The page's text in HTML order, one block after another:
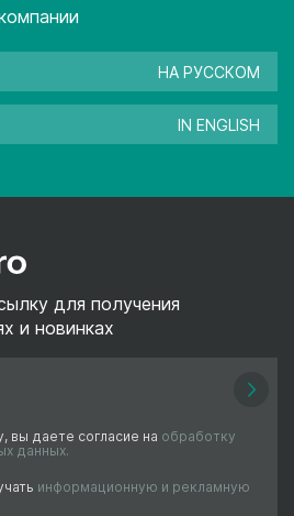
НА РУССКОМ
IN ENGLISH
для получения
и новинках
вы даете согласие на обработку
данных.
информационную и рекламную